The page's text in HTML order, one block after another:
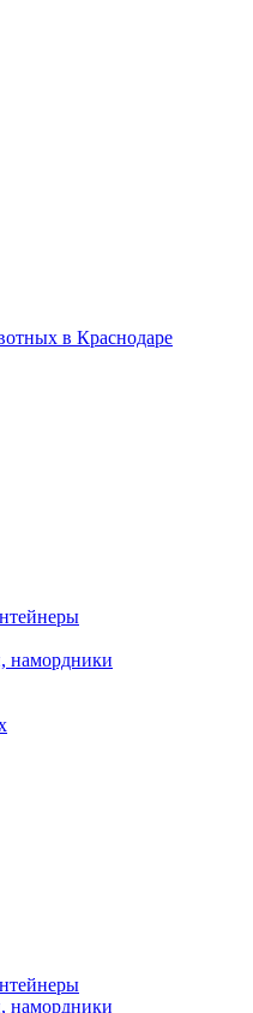
намордники
намордники